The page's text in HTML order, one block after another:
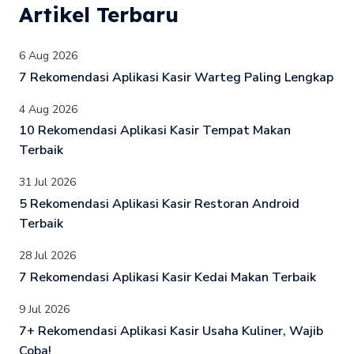
Artikel Terbaru
6 Aug 2026
7 Rekomendasi Aplikasi Kasir Warteg Paling Lengkap
4 Aug 2026
10 Rekomendasi Aplikasi Kasir Tempat Makan
Terbaik
31 Jul 2026
5 Rekomendasi Aplikasi Kasir Restoran Android
Terbaik
28 Jul 2026
7 Rekomendasi Aplikasi Kasir Kedai Makan Terbaik
9 Jul 2026
7+ Rekomendasi Aplikasi Kasir Usaha Kuliner, Wajib